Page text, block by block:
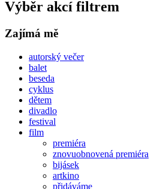
Výběr akcí filtrem
Zajímá mě
autorský večer
balet
beseda
cyklus
dětem
divadlo
festival
film
premiéra
znovuobnovená premiéra
bijásek
artkino
přidáváme